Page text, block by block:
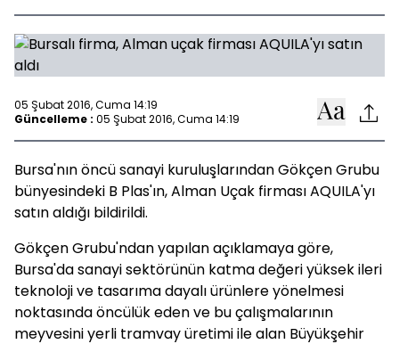
05 Şubat 2016, Cuma 14:19
Güncelleme : 05 Şubat 2016, Cuma 14:19
Bursa'nın öncü sanayi kuruluşlarından Gökçen Grubu
bünyesindeki B Plas'ın, Alman Uçak firması AQUILA'yı
satın aldığı bildirildi.
Gökçen Grubu'ndan yapılan açıklamaya göre,
Bursa'da sanayi sektörünün katma değeri yüksek ileri
teknoloji ve tasarıma dayalı ürünlere yönelmesi
noktasında öncülük eden ve bu çalışmalarının
meyvesini yerli tramvay üretimi ile alan Büyükşehir